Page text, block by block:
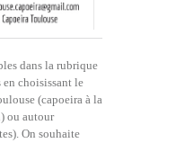
dans la rubrique
en choisissant le
(capoeira à la
ou autour
On souhaite